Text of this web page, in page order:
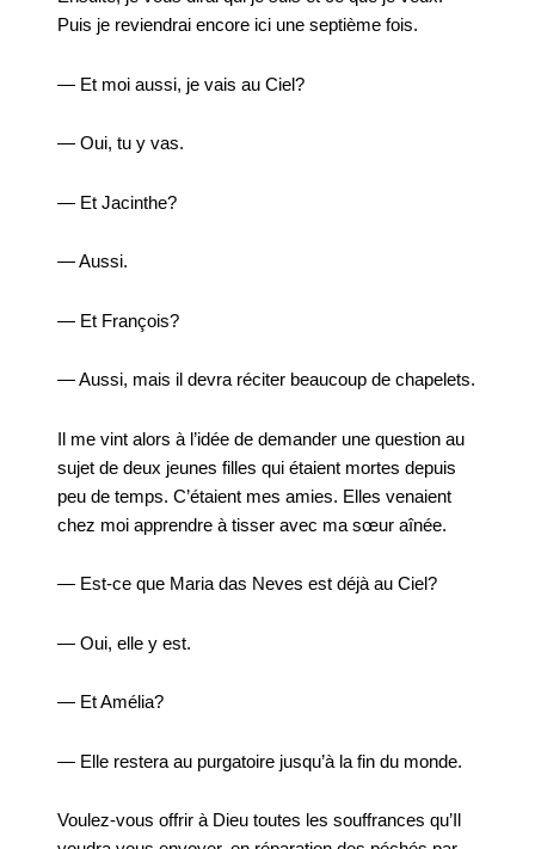
Puis je reviendrai encore ici une septième fois.
— Et moi aussi, je vais au Ciel?
— Oui, tu y vas.
— Et Jacinthe?
— Aussi.
— Et François?
— Aussi, mais il devra réciter beaucoup de chapelets.
Il me vint alors à l’idée de demander une question au
sujet de deux jeunes filles qui étaient mortes depuis
peu de temps. C’étaient mes amies. Elles venaient
chez moi apprendre à tisser avec ma sœur aînée.
— Est-ce que Maria das Neves est déjà au Ciel?
— Oui, elle y est.
— Et Amélia?
— Elle restera au purgatoire jusqu’à la fin du monde.
Voulez-vous offrir à Dieu toutes les souffrances qu’Il